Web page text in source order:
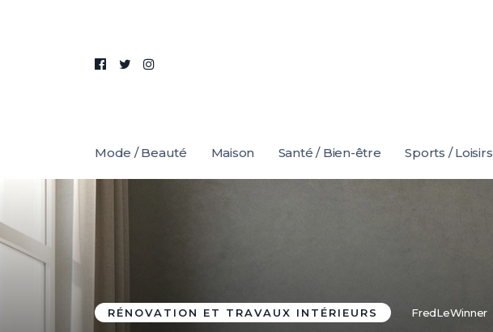
Mode / Beauté Maison Santé / Bien-être Sports / Loisirs
RÉNOVATION ET TRAVAUX INTÉRIEURS FredLeWinner